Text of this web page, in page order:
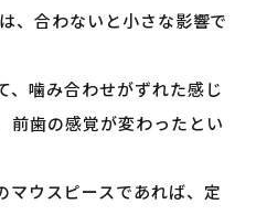
、合わないと小さな影響で
、噛み合わせがずれた感じ
前歯の感覚が変わったとい
マウスピースであれば、定